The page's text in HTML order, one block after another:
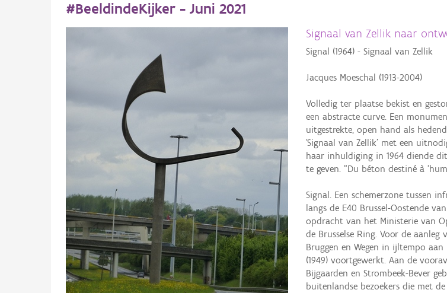
#BeeldindeKijker - Juni 2021
Signaal van Zellik naar
Signal (1964) - Signaal van Zellik
Jacques Moeschal (1913-2004)
Volledig ter plaatse bekist en
een abstracte curve. Een
uitgestrekte, open hand als
‘Signaal van Zellik’ met een
haar inhuldiging in 1964 diende
te geven. “Du béton destiné à
Signal. Een schemerzone tussen
langs de E40 Brussel-Oostende
opdracht van het Ministerie van
de Brusselse Ring. Voor de
Bruggen en Wegen in ijltempo
(1949) voortgewerkt. Aan de
Bijgaarden en Strombeek-Bever
buitenlandse bezoekers die met